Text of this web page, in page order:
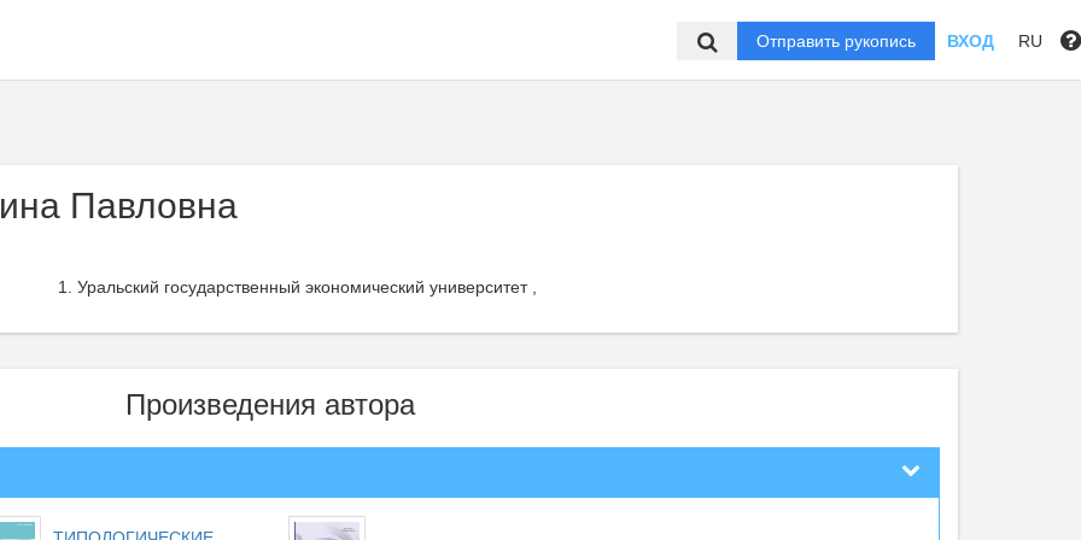
Отправить рукопись ВХОД RU
Павловна
Уральский государственный экономический университет ,
Произведения автора